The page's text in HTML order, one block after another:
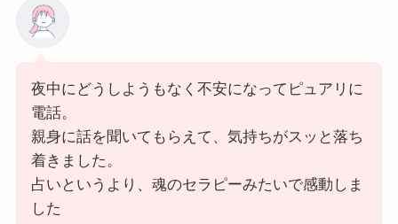
夜中にどうしようもなく不安になってピュアリに
電話。
親身に話を聞いてもらえて、気持ちがスッと落ち
着きました。
占いというより、魂のセラピーみたいで感動しま
した